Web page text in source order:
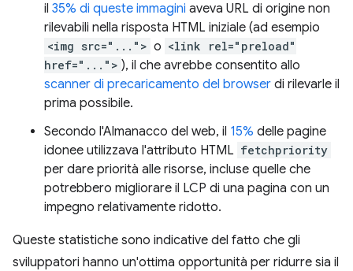
il 35% di queste immagini aveva URL di origine non
rilevabili nella risposta HTML iniziale (ad esempio
<img src="..."> o <link rel="preload"
href="..."> ), il che avrebbe consentito allo
scanner di precaricamento del browser di rilevarle il
prima possibile.
Secondo l'Almanacco del web, il 15% delle pagine
idonee utilizzava l'attributo HTML fetchpriority
per dare priorità alle risorse, incluse quelle che
potrebbero migliorare il LCP di una pagina con un
impegno relativamente ridotto.
Queste statistiche sono indicative del fatto che gli
sviluppatori hanno un'ottima opportunità per ridurre sia il